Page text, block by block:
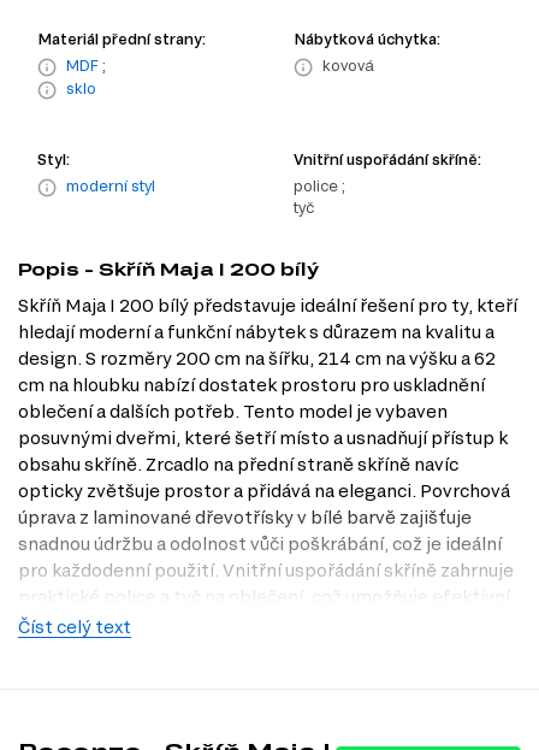
Materiál přední strany:
MDF ;
sklo
Nábytková úchytka:
kovová
Styl:
moderní styl
Vnitřní uspořádání skříně:
police ;
tyč
Popis - Skříň Maja I 200 bílý
Skříň Maja I 200 bílý představuje ideální řešení pro ty, kteří
hledají moderní a funkční nábytek s důrazem na kvalitu a
design. S rozměry 200 cm na šířku, 214 cm na výšku a 62
cm na hloubku nabízí dostatek prostoru pro uskladnění
oblečení a dalších potřeb. Tento model je vybaven
posuvnými dveřmi, které šetří místo a usnadňují přístup k
obsahu skříně. Zrcadlo na přední straně skříně navíc
opticky zvětšuje prostor a přidává na eleganci. Povrchová
úprava z laminované dřevotřísky v bílé barvě zajišťuje
snadnou údržbu a odolnost vůči poškrábání, což je ideální
pro každodenní použití. Vnitřní uspořádání skříně zahrnuje
praktické police a tyč na oblečení, což umožňuje efektivní
organizaci vašich věcí. Navštivte naši prodejnu v Praze a
Číst celý text